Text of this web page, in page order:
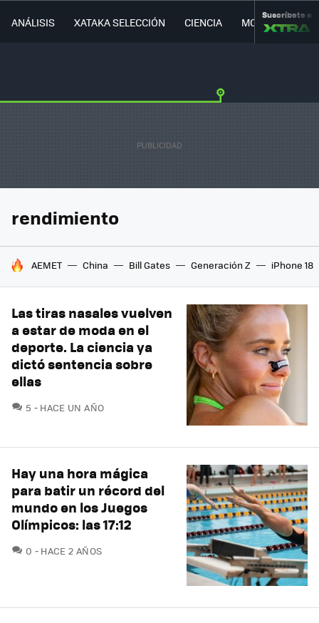
ANÁLISIS XATAKA SELECCIÓN CIENCIA MOVILIDAD
Suscríbete a
rendimiento
HOY SE HABLA DE
AEMET China Bill Gates Generación Z iPhone 18
Las tiras nasales vuelven
a estar de moda en el
deporte. La ciencia ya
dictó sentencia sobre
ellas
5 COMENTARIOS
HACE UN AÑO
Hay una hora mágica
para batir un récord del
mundo en los Juegos
Olímpicos: las 17:12
0 COMENTARIOS
HACE 2 AÑOS